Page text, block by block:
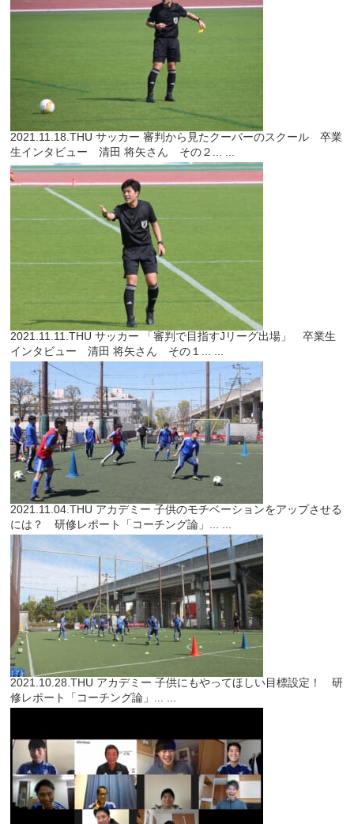
2021.11.18.THU サッカー 審判から見たクーバーのスクール 卒業
生インタビュー 清田 将矢さん その２... ...
2021.11.11.THU サッカー
「審判で目指すJリーグ出場」 卒業生
インタビュー 清田 将矢さん その１... ...
2021.11.04.THU アカデミー 子供のモチベーションをアップさせる
には？ 研修レポート「コーチング論」... ...
2021.10.28.THU アカデミー 子供にもやってほしい目標設定！ 研
修レポート「コーチング論」... ...